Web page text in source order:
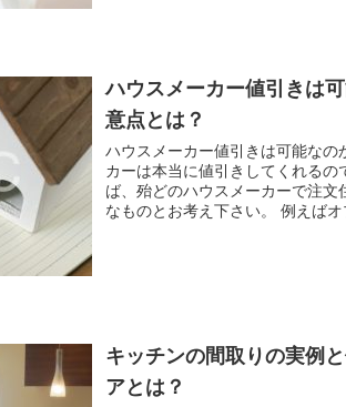
ハウスメーカー値引きは
意点とは？
ハウスメーカー値引きは可能な
カーは本当に値引きしてくれるのでしょうか。
ば、殆どのハウスメーカーで注
なものとお考え下さい
キッチンの間取りの実例
アとは？